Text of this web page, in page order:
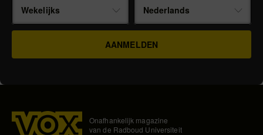
Wekelijks Nederlands
Onafhankelijk magazine
van de Radboud Universiteit